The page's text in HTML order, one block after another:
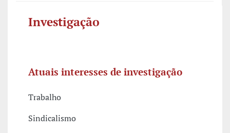
Investigação
Atuais interesses de investigação
Trabalho
Sindicalismo